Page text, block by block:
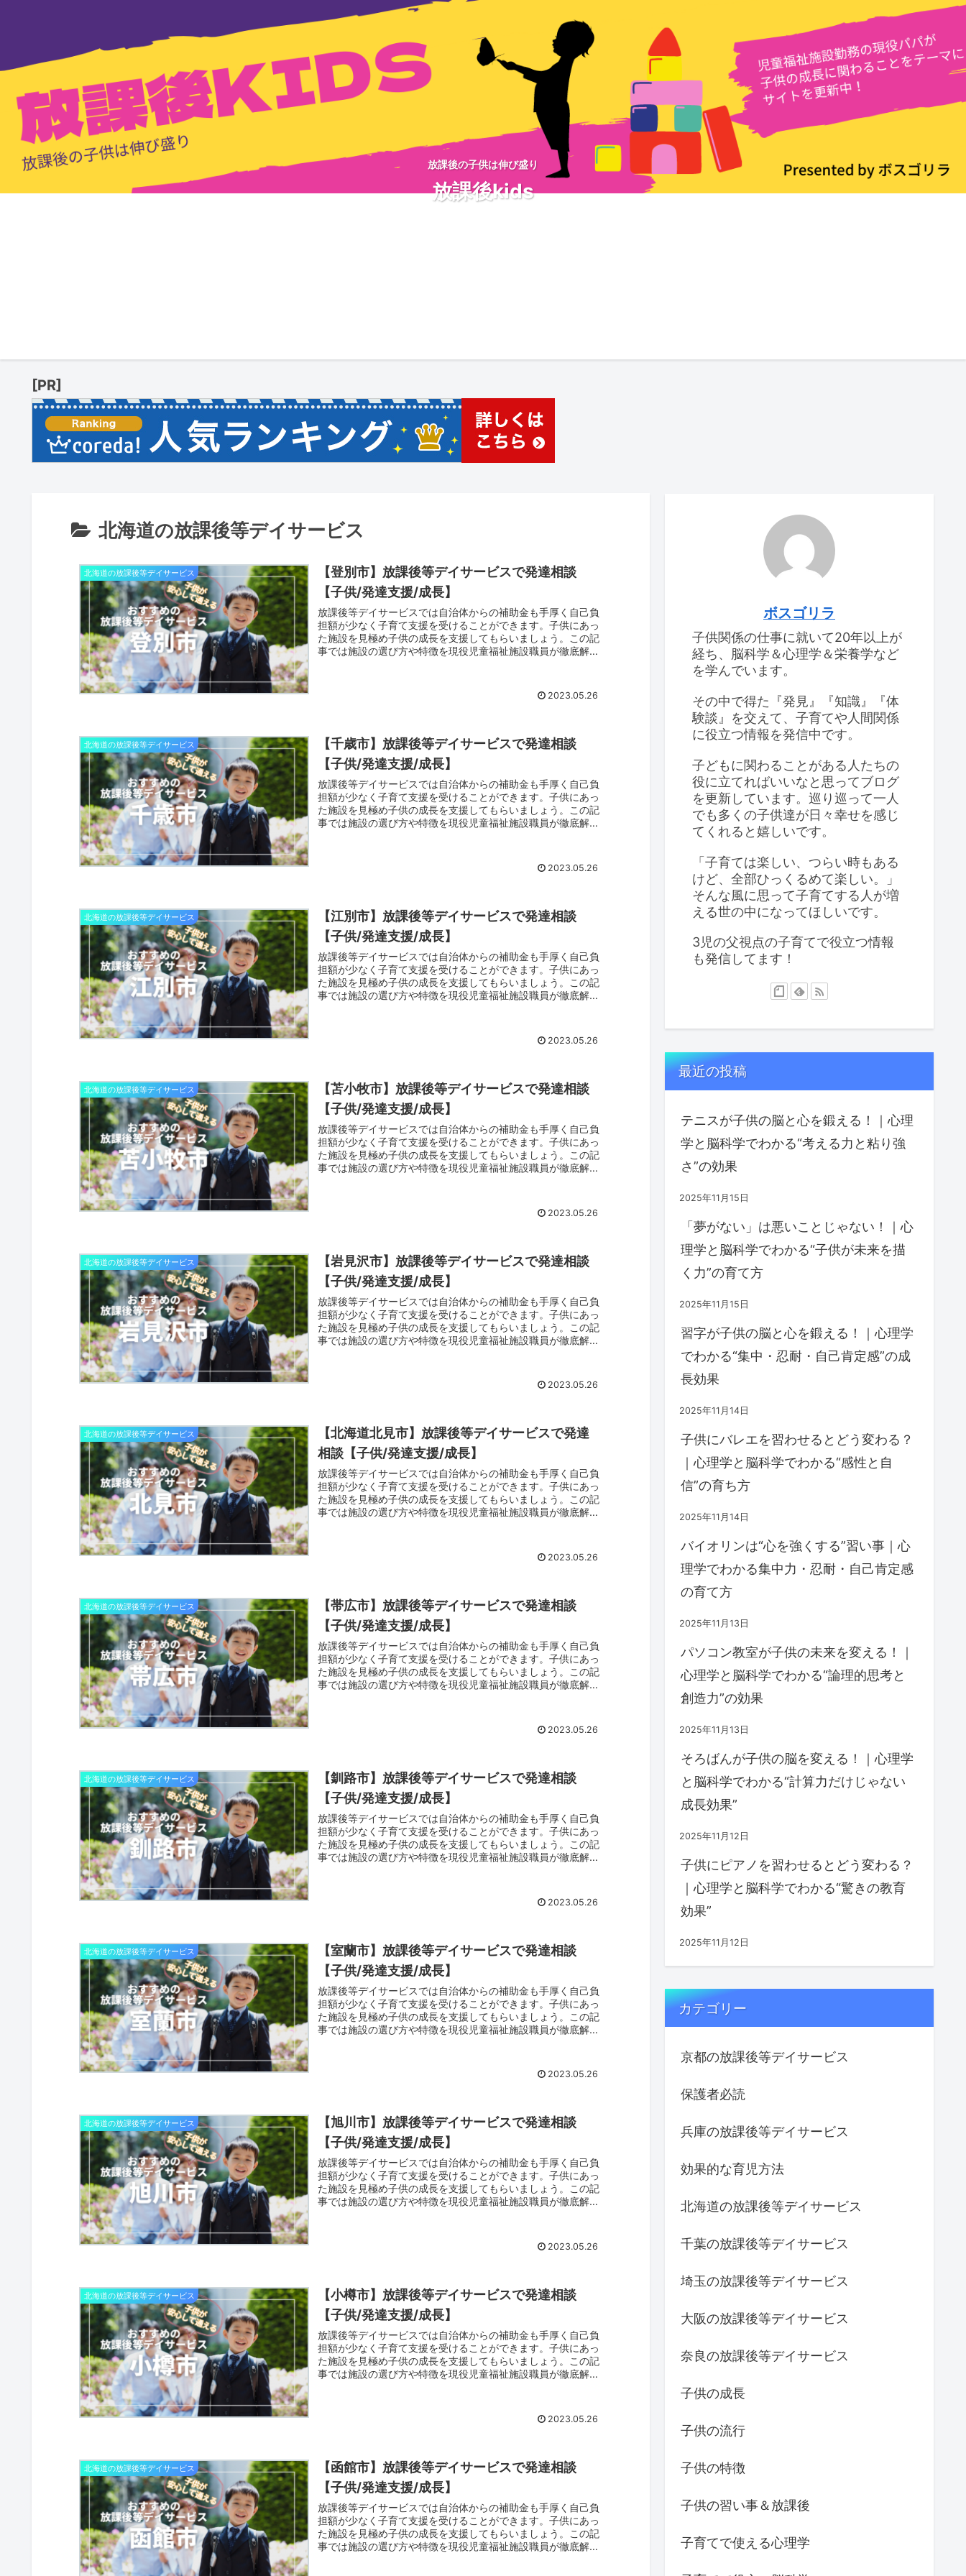
放課後の子供は伸び盛り
放課後kids
[PR]
北海道の放課後等デイサービス
北海道の放課後等デイサービス
【登別市】放課後等デイサービスで発達相談
【子供/発達支援/成長】
放課後等デイサービスでは自治体からの補助金も手厚く自己負
担額が少なく子育て支援を受けることができます。子供にあっ
た施設を見極め子供の成長を支援してもらいましょう。この記
事では施設の選び方や特徴を現役児童福祉施設職員が徹底解剖
2023.05.26
北海道の放課後等デイサービス
【千歳市】放課後等デイサービスで発達相談
【子供/発達支援/成長】
放課後等デイサービスでは自治体からの補助金も手厚く自己負
担額が少なく子育て支援を受けることができます。子供にあっ
た施設を見極め子供の成長を支援してもらいましょう。この記
事では施設の選び方や特徴を現役児童福祉施設職員が徹底解剖
2023.05.26
北海道の放課後等デイサービス
【江別市】放課後等デイサービスで発達相談
【子供/発達支援/成長】
放課後等デイサービスでは自治体からの補助金も手厚く自己負
担額が少なく子育て支援を受けることができます。子供にあっ
た施設を見極め子供の成長を支援してもらいましょう。この記
事では施設の選び方や特徴を現役児童福祉施設職員が徹底解剖
2023.05.26
北海道の放課後等デイサービス
【苫小牧市】放課後等デイサービスで発達相談
【子供/発達支援/成長】
放課後等デイサービスでは自治体からの補助金も手厚く自己負
担額が少なく子育て支援を受けることができます。子供にあっ
た施設を見極め子供の成長を支援してもらいましょう。この記
事では施設の選び方や特徴を現役児童福祉施設職員が徹底解剖
2023.05.26
北海道の放課後等デイサービス
【岩見沢市】放課後等デイサービスで発達相談
【子供/発達支援/成長】
放課後等デイサービスでは自治体からの補助金も手厚く自己負
担額が少なく子育て支援を受けることができます。子供にあっ
た施設を見極め子供の成長を支援してもらいましょう。この記
事では施設の選び方や特徴を現役児童福祉施設職員が徹底解剖
2023.05.26
北海道の放課後等デイサービス
【北海道北見市】放課後等デイサービスで発達
相談【子供/発達支援/成長】
放課後等デイサービスでは自治体からの補助金も手厚く自己負
担額が少なく子育て支援を受けることができます。子供にあっ
た施設を見極め子供の成長を支援してもらいましょう。この記
事では施設の選び方や特徴を現役児童福祉施設職員が徹底解剖
2023.05.26
北海道の放課後等デイサービス
【帯広市】放課後等デイサービスで発達相談
【子供/発達支援/成長】
放課後等デイサービスでは自治体からの補助金も手厚く自己負
担額が少なく子育て支援を受けることができます。子供にあっ
た施設を見極め子供の成長を支援してもらいましょう。この記
事では施設の選び方や特徴を現役児童福祉施設職員が徹底解剖
2023.05.26
北海道の放課後等デイサービス
【釧路市】放課後等デイサービスで発達相談
【子供/発達支援/成長】
放課後等デイサービスでは自治体からの補助金も手厚く自己負
担額が少なく子育て支援を受けることができます。子供にあっ
た施設を見極め子供の成長を支援してもらいましょう。この記
事では施設の選び方や特徴を現役児童福祉施設職員が徹底解剖
2023.05.26
北海道の放課後等デイサービス
【室蘭市】放課後等デイサービスで発達相談
【子供/発達支援/成長】
放課後等デイサービスでは自治体からの補助金も手厚く自己負
担額が少なく子育て支援を受けることができます。子供にあっ
た施設を見極め子供の成長を支援してもらいましょう。この記
事では施設の選び方や特徴を現役児童福祉施設職員が徹底解剖
2023.05.26
北海道の放課後等デイサービス
【旭川市】放課後等デイサービスで発達相談
【子供/発達支援/成長】
放課後等デイサービスでは自治体からの補助金も手厚く自己負
担額が少なく子育て支援を受けることができます。子供にあっ
た施設を見極め子供の成長を支援してもらいましょう。この記
事では施設の選び方や特徴を現役児童福祉施設職員が徹底解剖
2023.05.26
北海道の放課後等デイサービス
【小樽市】放課後等デイサービスで発達相談
【子供/発達支援/成長】
放課後等デイサービスでは自治体からの補助金も手厚く自己負
担額が少なく子育て支援を受けることができます。子供にあっ
た施設を見極め子供の成長を支援してもらいましょう。この記
事では施設の選び方や特徴を現役児童福祉施設職員が徹底解剖
2023.05.26
北海道の放課後等デイサービス
【函館市】放課後等デイサービスで発達相談
【子供/発達支援/成長】
放課後等デイサービスでは自治体からの補助金も手厚く自己負
担額が少なく子育て支援を受けることができます。子供にあっ
た施設を見極め子供の成長を支援してもらいましょう。この記
事では施設の選び方や特徴を現役児童福祉施設職員が徹底解剖
ボスゴリラ
子供関係の仕事に就いて20年以上が
経ち、脳科学＆心理学＆栄養学など
を学んでいます。
その中で得た『発見』『知識』『体
験談』を交えて、子育てや人間関係
に役立つ情報を発信中です。
子どもに関わることがある人たちの
役に立てればいいなと思ってブログ
を更新しています。巡り巡って一人
でも多くの子供達が日々幸せを感じ
てくれると嬉しいです。
「子育ては楽しい、つらい時もある
けど、全部ひっくるめて楽しい。」
そんな風に思って子育てする人が増
える世の中になってほしいです。
3児の父視点の子育てで役立つ情報
も発信してます！
最近の投稿
テニスが子供の脳と心を鍛える！｜心理
学と脳科学でわかる“考える力と粘り強
さ”の効果
2025年11月15日
「夢がない」は悪いことじゃない！｜心
理学と脳科学でわかる“子供が未来を描
く力”の育て方
2025年11月15日
習字が子供の脳と心を鍛える！｜心理学
でわかる“集中・忍耐・自己肯定感”の成
長効果
2025年11月14日
子供にバレエを習わせるとどう変わる？
｜心理学と脳科学でわかる“感性と自
信”の育ち方
2025年11月14日
バイオリンは“心を強くする”習い事｜心
理学でわかる集中力・忍耐・自己肯定感
の育て方
2025年11月13日
パソコン教室が子供の未来を変える！｜
心理学と脳科学でわかる“論理的思考と
創造力”の効果
2025年11月13日
そろばんが子供の脳を変える！｜心理学
と脳科学でわかる“計算力だけじゃない
成長効果”
2025年11月12日
子供にピアノを習わせるとどう変わる？
｜心理学と脳科学でわかる“驚きの教育
効果”
2025年11月12日
カテゴリー
京都の放課後等デイサービス
保護者必読
兵庫の放課後等デイサービス
効果的な育児方法
北海道の放課後等デイサービス
千葉の放課後等デイサービス
埼玉の放課後等デイサービス
大阪の放課後等デイサービス
奈良の放課後等デイサービス
子供の成長
子供の流行
子供の特徴
子供の習い事＆放課後
子育てで使える心理学